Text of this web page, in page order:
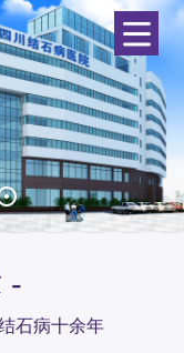
-
石病十余年